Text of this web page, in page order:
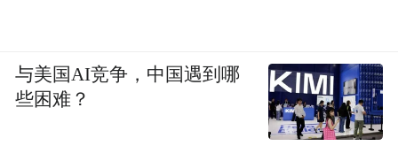
与美国AI竞争，中国遇到哪
些困难？